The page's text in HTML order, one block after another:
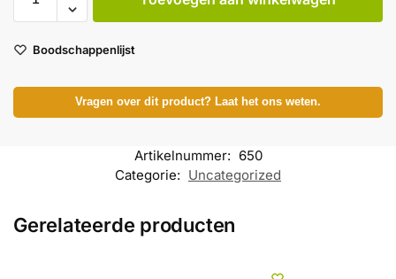
Boodschappenlijst
Vragen over dit product? Laat het ons weten.
Artikelnummer: 650
Categorie: Uncategorized
Gerelateerde producten